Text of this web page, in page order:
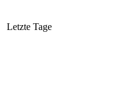
Letzte Tage